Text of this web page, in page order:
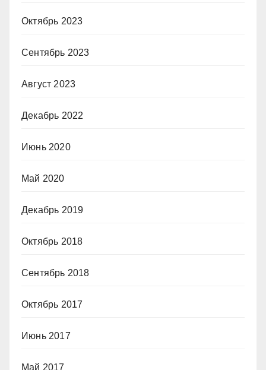
Октябрь 2023
Сентябрь 2023
Август 2023
Декабрь 2022
Июнь 2020
Май 2020
Декабрь 2019
Октябрь 2018
Сентябрь 2018
Октябрь 2017
Июнь 2017
Май 2017